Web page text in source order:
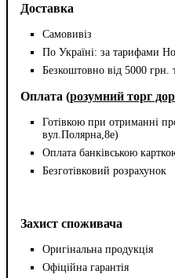
Доставка
Самовивіз
По Україні: за тарифами
Безкоштовно від 5000 грн.
Оплата (розумний торг
Готівкою при отриманні
вул.Полярна,8е)
Оплата банківською
Безготівковий розрахунок
Захист споживача
Оригінальна продукція
Офіційна гарантія